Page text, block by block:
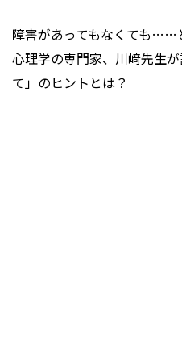
障害があってもなくても……
心理学の専門家、川﨑先生
て」のヒントとは？